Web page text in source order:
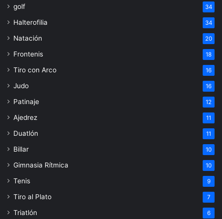
golf 34
Halterofilia 34
Natación 20
Frontenis 18
Tiro con Arco 16
Judo 16
Patinaje 12
Ajedrez 11
Duatlón 11
Billar 10
Gimnasia Rítmica 10
Tenis 9
Tiro al Plato 7
Triatlón 6